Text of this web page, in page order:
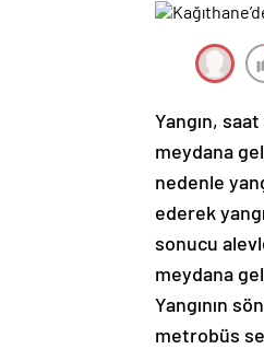
Yangın,
meydana
nedenle
ederek
sonucu
meydana
Yangının
metrobüs